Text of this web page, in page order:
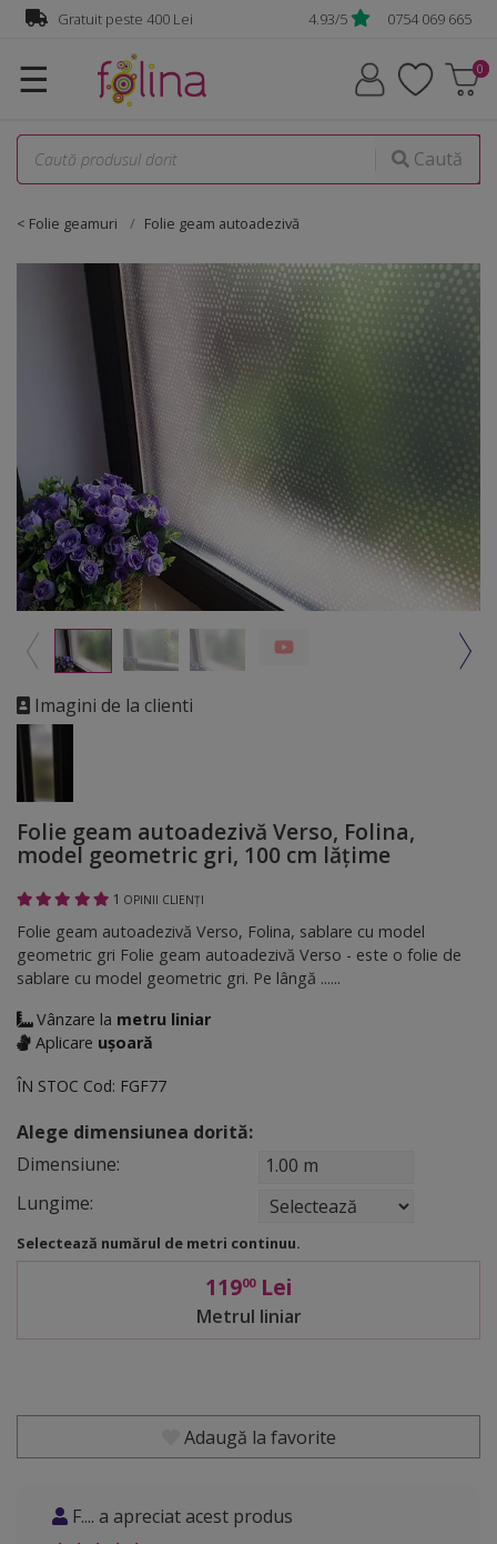
Gratuit peste 400 Lei 4.93/5 0754 069 665
☰
Caută
< Folie geamuri Folie geam autoadezivă
Imagini de la clienti
Folie geam autoadezivă Verso, Folina,
model geometric gri, 100 cm lăţime
1 OPINII CLIENȚI
Folie geam autoadezivă Verso, Folina, sablare cu model
geometric gri Folie geam autoadezivă Verso - este o folie de
sablare cu model geometric gri. Pe lângă ......
Vânzare la metru liniar
Aplicare ușoară
ÎN STOC Cod: FGF77
Alege dimensiunea dorită:
Dimensiune:
1.00 m
Lungime:
Selectează numărul de metri continuu.
11900Lei
Metrul liniar
Adaugă la favorite
F.... a apreciat acest produs